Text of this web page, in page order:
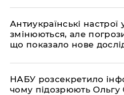
Антиукраїнські настрої
змінюються, але
що показало нове
НАБУ розсекретило
чому підозрюють Ольгу